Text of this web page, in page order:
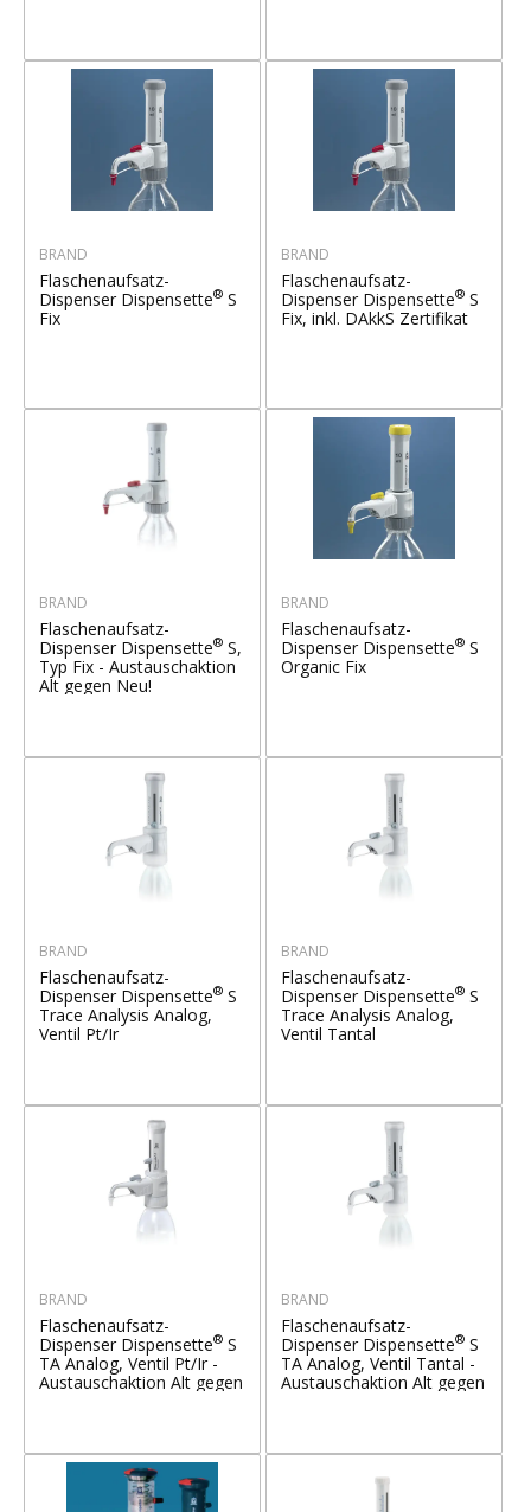
BRAND
Flaschenaufsatz-
Dispenser Dispensette®S
Fix
BRAND
Flaschenaufsatz-
Dispenser Dispensette®S
Fix, inkl. DAkkS Zertifikat
BRAND
Flaschenaufsatz-
Dispenser Dispensette®S,
Typ Fix - Austauschaktion
Alt gegen Neu!
BRAND
Flaschenaufsatz-
Dispenser Dispensette®S
Organic Fix
BRAND
Flaschenaufsatz-
Dispenser Dispensette®S
Trace Analysis Analog,
Ventil Pt/Ir
BRAND
Flaschenaufsatz-
Dispenser Dispensette®S
Trace Analysis Analog,
Ventil Tantal
BRAND
Flaschenaufsatz-
Dispenser Dispensette®S
TA Analog, Ventil Pt/Ir -
Austauschaktion Alt gegen
BRAND
Flaschenaufsatz-
Dispenser Dispensette®S
TA Analog, Ventil Tantal -
Austauschaktion Alt gegen